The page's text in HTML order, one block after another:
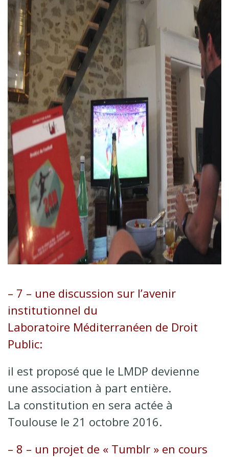
– 7 – une discussion sur l’avenir
institutionnel du
Laboratoire Méditerranéen de Droit
Public:
il est proposé que le LMDP devienne
une association à part entière.
La constitution en sera actée à
Toulouse le 21 octobre 2016.
– 8 – un projet de « Tumblr » en cours